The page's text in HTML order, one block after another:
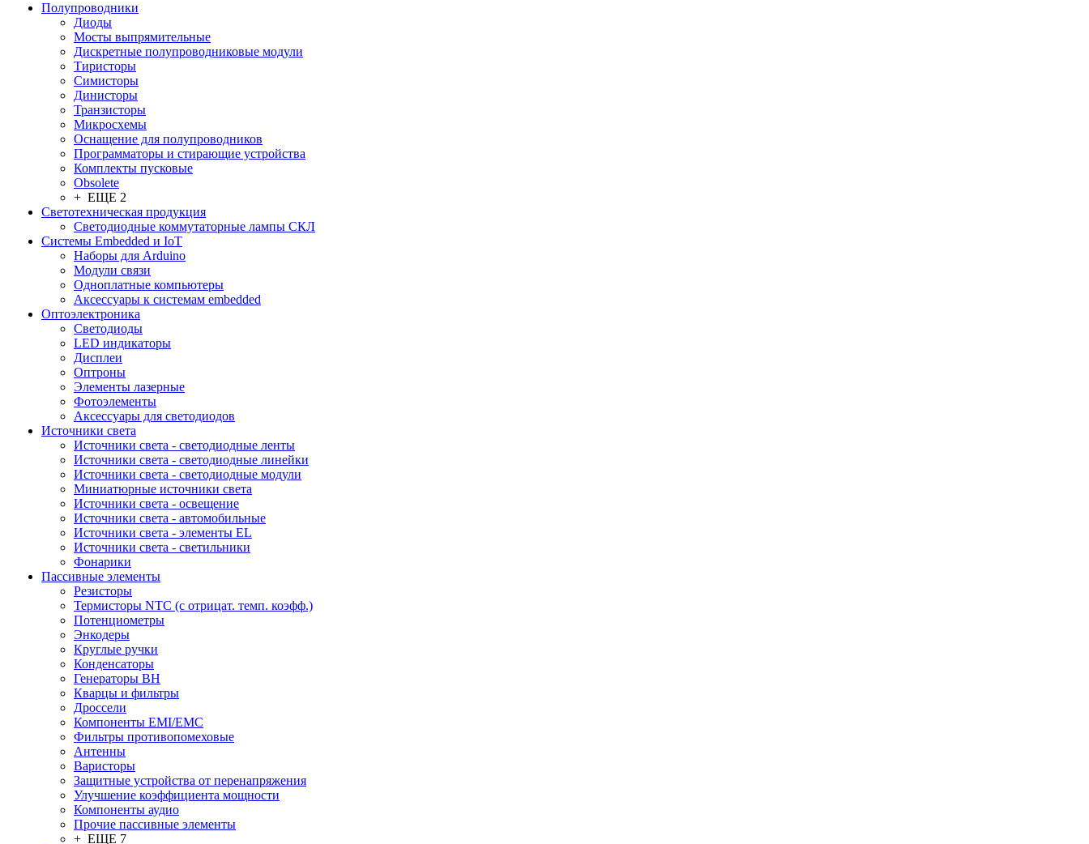
Полупроводники
Диоды
Мосты выпрямительные
Дискретные полупроводниковые модули
Тиристоры
Симисторы
Динисторы
Транзисторы
Микросхемы
Оснащение для полупроводников
Программаторы и стирающие устройства
Комплекты пусковые
Obsolete
+ ЕЩЕ 2
Светотехническая продукция
Светодиодные коммутаторные лампы СКЛ
Системы Embedded и IoT
Наборы для Arduino
Модули связи
Одноплатные компьютеры
Аксессуары к системам embedded
Oптоэлектроника
Светодиоды
LED индикаторы
Дисплеи
Оптроны
Элементы лазерные
Фотоэлементы
Аксессуары для светодиодов
Источники света
Источники света - светодиодные ленты
Источники света - светодиодные линейки
Источники света - светодиодные модули
Миниатюрные источники света
Источники света - освещение
Источники света - автомобильные
Источники света - элементы EL
Источники света - светильники
Фонарики
Пассивные элементы
Резисторы
Термисторы NTC (с отрицат. темп. коэфф.)
Потенциометры
Энкодеры
Круглые ручки
Конденсаторы
Генераторы ВН
Кварцы и фильтры
Дроссели
Компоненты EMI/EMC
Фильтры противопомеховые
Антенны
Варисторы
Защитные устройства от перенапряжения
Улучшение коэффициента мощности
Компоненты аудио
Прочие пассивные элементы
+ ЕЩЕ 7